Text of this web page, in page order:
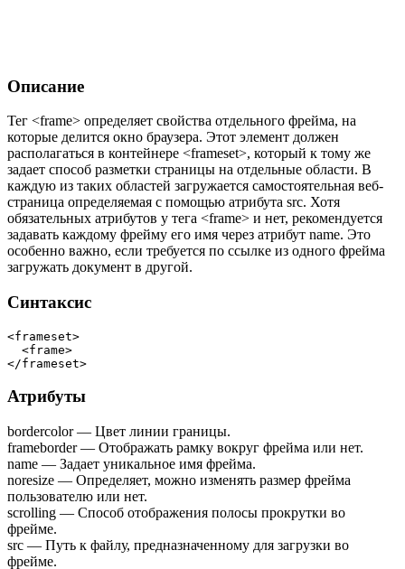
Описание
Тег <frame> определяет свойства отдельного фрейма, на
которые делится окно браузера. Этот элемент должен
располагаться в контейнере <frameset>, который к тому же
задает способ разметки страницы на отдельные области. В
каждую из таких областей загружается самостоятельная веб-
страница определяемая с помощью атрибута src. Хотя
обязательных атрибутов у тега <frame> и нет, рекомендуется
задавать каждому фрейму его имя через атрибут name. Это
особенно важно, если требуется по ссылке из одного фрейма
загружать документ в другой.
Синтаксис
<frameset>
  <frame>
</frameset>
Атрибуты
bordercolor — Цвет линии границы.
frameborder — Отображать рамку вокруг фрейма или нет.
name — Задает уникальное имя фрейма.
noresize — Определяет, можно изменять размер фрейма
пользователю или нет.
scrolling — Способ отображения полосы прокрутки во
фрейме.
src — Путь к файлу, предназначенному для загрузки во
фрейме.